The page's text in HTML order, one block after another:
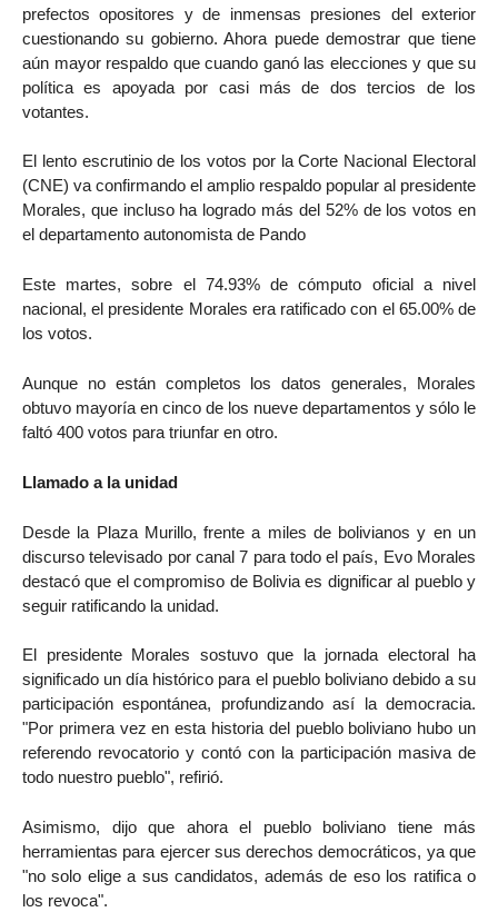
prefectos opositores y de inmensas presiones del exterior
cuestionando su gobierno. Ahora puede demostrar que tiene
aún mayor respaldo que cuando ganó las elecciones y que su
política es apoyada por casi más de dos tercios de los
votantes.
El lento escrutinio de los votos por la Corte Nacional Electoral
(CNE) va confirmando el amplio respaldo popular al presidente
Morales, que incluso ha logrado más del 52% de los votos en
el departamento autonomista de Pando
Este martes, sobre el 74.93% de cómputo oficial a nivel
nacional, el presidente Morales era ratificado con el 65.00% de
los votos.
Aunque no están completos los datos generales, Morales
obtuvo mayoría en cinco de los nueve departamentos y sólo le
faltó 400 votos para triunfar en otro.
Llamado a la unidad
Desde la Plaza Murillo, frente a miles de bolivianos y en un
discurso televisado por canal 7 para todo el país, Evo Morales
destacó que el compromiso de Bolivia es dignificar al pueblo y
seguir ratificando la unidad.
El presidente Morales sostuvo que la jornada electoral ha
significado un día histórico para el pueblo boliviano debido a su
participación espontánea, profundizando así la democracia.
"Por primera vez en esta historia del pueblo boliviano hubo un
referendo revocatorio y contó con la participación masiva de
todo nuestro pueblo", refirió.
Asimismo, dijo que ahora el pueblo boliviano tiene más
herramientas para ejercer sus derechos democráticos, ya que
"no solo elige a sus candidatos, además de eso los ratifica o
los revoca".